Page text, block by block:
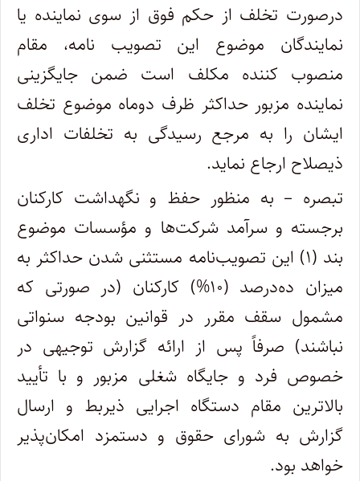
درصورت تخلف از حکم فوق از سوی نماینده یا
نمایندگان موضوع این تصویب نامه، مقام
منصوب کننده مکلف است ضمن جایگزینی
نماینده مزبور حداکثر ظرف دوماه موضوع تخلف
ایشان را به مرجع رسیدگی به تخلفات اداری
ذیصلاح ارجاع نماید.
تبصره – به منظور حفظ و نگهداشت کارکنان
برجسته و سرآمد شرکت‌ها و مؤسسات موضوع
بند (۱) این تصویب‌نامه مستثنی شدن حداکثر به
میزان ده‌درصد (۱۰%) کارکنان (در صورتی که
مشمول سقف مقرر در قوانین بودجه سنواتی
نباشند) صرفاً پس از ارائه گزارش توجیهی در
خصوص فرد و جایگاه شغلی مزبور و با تأیید
بالاترین مقام دستگاه اجرایی ذیربط و ارسال
گزارش به شورای حقوق و دستمزد امکان‌پذیر
خواهد بود.